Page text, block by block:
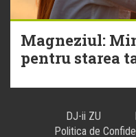
Magneziul:
pentru starea
DJ-ii ZU
Politica de